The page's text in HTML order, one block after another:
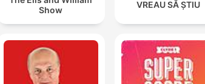
Show
VREAU SĂ ȘTIU